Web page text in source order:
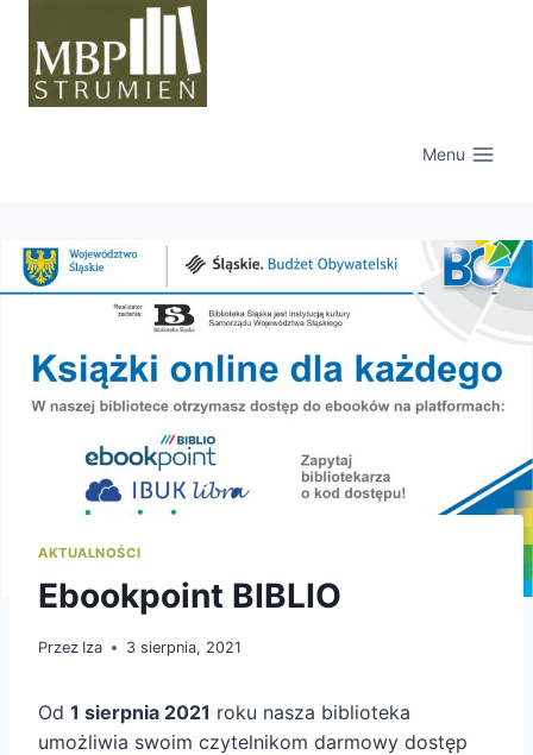
treści
Menu
AKTUALNOŚCI
Ebookpoint BIBLIO
Przez Iza 3 sierpnia, 2021
Od 1 sierpnia 2021 roku nasza biblioteka
umożliwia swoim czytelnikom darmowy dostęp